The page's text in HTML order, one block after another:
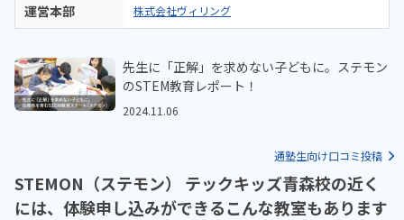
運営本部 株式会社ヴィリング
先生に「正解」を求めない子どもに。ステモン
のSTEM教育レポート！
2024.11.06
通塾生向け口コミ投稿
STEMON（ステモン） テックキッズ青森校の近く
には、体験申し込みができるこんな教室もあります